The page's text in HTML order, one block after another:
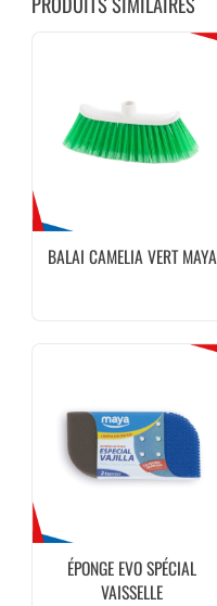
BALAI CAMELIA VERT MAYA
ÉPONGE EVO SPÉCIAL
VAISSELLE